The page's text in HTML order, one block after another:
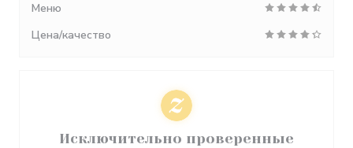
Меню
Цена/качество
Исключительно проверенные